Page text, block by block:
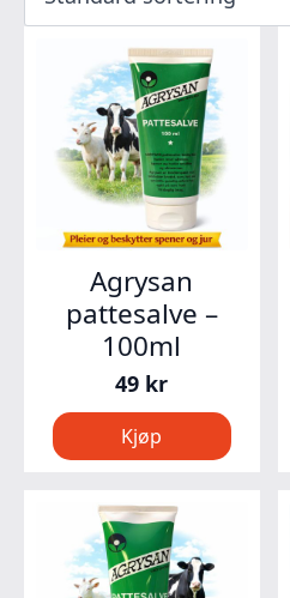
Agrysan
pattesalve –
100ml
49 kr
Kjøp